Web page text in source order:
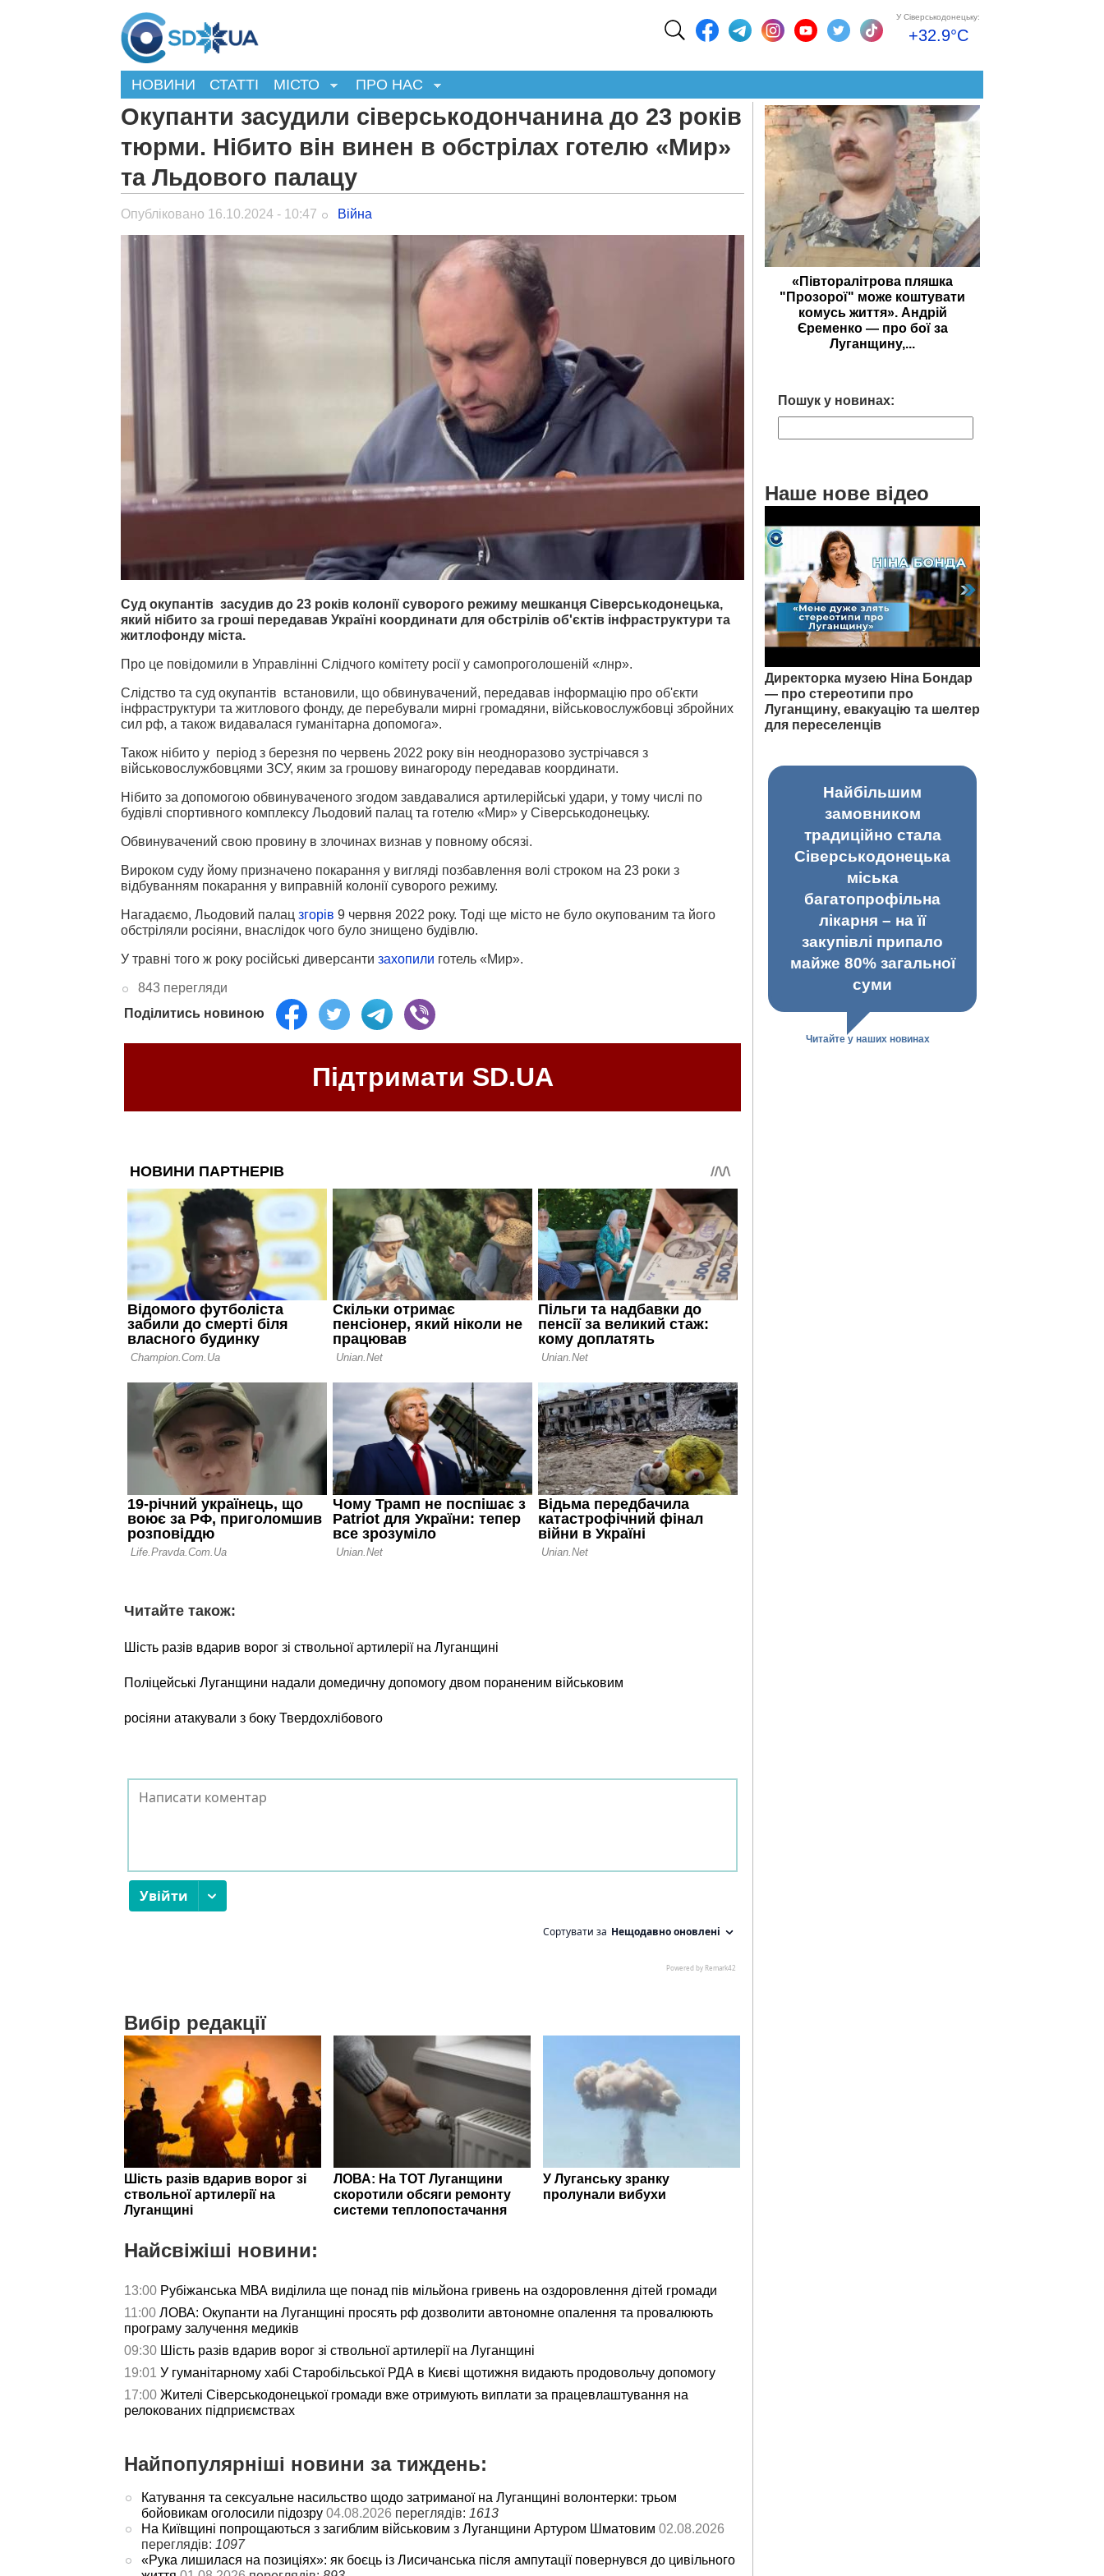
У Сіверськодонецьку:
+32.9°C
НОВИНИ СТАТТІ МІСТО ПРО НАС
Окупанти засудили сіверськодончанина до 23 років
тюрми. Нібито він винен в обстрілах готелю «Мир»
та Льдового палацу
Опубліковано 16.10.2024 - 10:47 Війна
Суд окупантів засудив до 23 років колонії суворого режиму мешканця Сіверськодонецька,
який нібито за гроші передавав Україні координати для обстрілів об'єктів інфраструктури та
житлофонду міста.
Про це повідомили в Управлінні Слідчого комітету росії у самопроголошеній «лнр».
Слідство та суд окупантів встановили, що обвинувачений, передавав інформацію про об'єкти
інфраструктури та житлового фонду, де перебували мирні громадяни, військовослужбовці збройних
сил рф, а також видавалася гуманітарна допомога».
Також нібито у період з березня по червень 2022 року він неодноразово зустрічався з
військовослужбовцями ЗСУ, яким за грошову винагороду передавав координати.
Нібито за допомогою обвинуваченого згодом завдавалися артилерійські удари, у тому числі по
будівлі спортивного комплексу Льодовий палац та готелю «Мир» у Сіверськодонецьку.
Обвинувачений свою провину в злочинах визнав у повному обсязі.
Вироком суду йому призначено покарання у вигляді позбавлення волі строком на 23 роки з
відбуванням покарання у виправній колонії суворого режиму.
Нагадаємо, Льодовий палац згорів 9 червня 2022 року. Тоді ще місто не було окупованим та його
обстріляли росіяни, внаслідок чого було знищено будівлю.
У травні того ж року російські диверсанти захопили готель «Мир».
843 перегляди
Поділитись новиною
Підтримати SD.UA
Читайте також:
Шість разів вдарив ворог зі ствольної артилерії на Луганщині
Поліцейські Луганщини надали домедичну допомогу двом пораненим військовим
росіяни атакували з боку Твердохлібового
Вибір редакції
Шість разів вдарив ворог зі
ствольної артилерії на
Луганщині
ЛОВА: На ТОТ Луганщини
скоротили обсяги ремонту
системи теплопостачання
У Луганську зранку
пролунали вибухи
Найсвіжіші новини:
13:00 Рубіжанська МВА виділила ще понад пів мільйона гривень на оздоровлення дітей громади
11:00 ЛОВА: Окупанти на Луганщині просять рф дозволити автономне опалення та провалюють
програму залучення медиків
09:30 Шість разів вдарив ворог зі ствольної артилерії на Луганщині
19:01 У гуманітарному хабі Старобільської РДА в Києві щотижня видають продовольчу допомогу
17:00 Жителі Сіверськодонецької громади вже отримують виплати за працевлаштування на
релокованих підприємствах
Найпопулярніші новини за тиждень:
Катування та сексуальне насильство щодо затриманої на Луганщині волонтерки: трьом
бойовикам оголосили підозру 04.08.2026 переглядів: 1613
На Київщині попрощаються з загиблим військовим з Луганщини Артуром Шматовим 02.08.2026
переглядів: 1097
«Рука лишилася на позиціях»: як боєць із Лисичанська після ампутації повернувся до цивільного
«Півторалітрова пляшка
"Прозорої" може коштувати
комусь життя». Андрій
Єременко — про бої за
Луганщину,...
Пошук у новинах:
Наше нове відео
Директорка музею Ніна Бондар
— про стереотипи про
Луганщину, евакуацію та шелтер
для переселенців
Найбільшим
замовником
традиційно стала
Сіверськодонецька
міська
багатопрофільна
лікарня – на її
закупівлі припало
майже 80% загальної
суми
Читайте у наших новинах